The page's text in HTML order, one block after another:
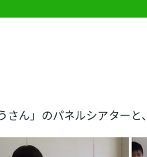
ん」のパネルシアターと